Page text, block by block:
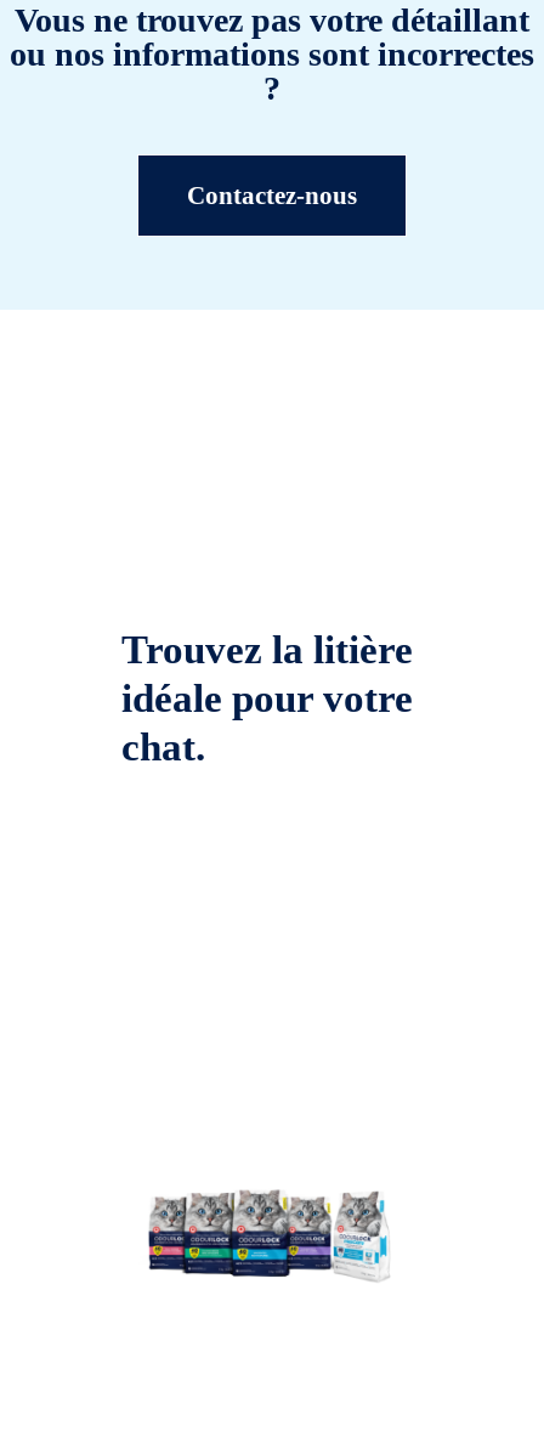
Vous ne trouvez pas votre détaillant
ou nos informations sont incorrectes
?
Contactez-nous
Trouvez la litière
idéale pour votre
chat.